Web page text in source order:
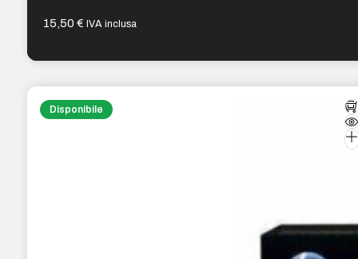
15,50€ IVA inclusa
Disponibile